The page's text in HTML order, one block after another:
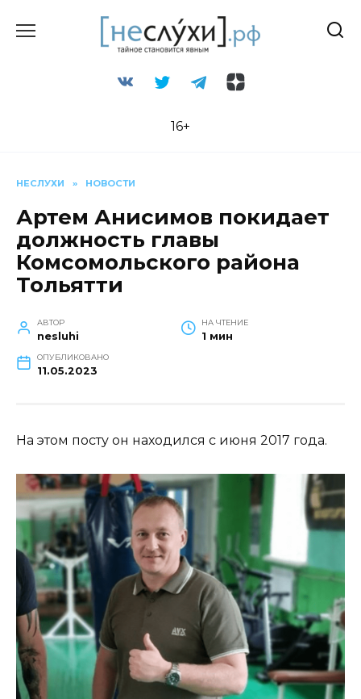
16+
НЕСЛУХИ » НОВОСТИ
Артем Анисимов покидает
должность главы
Комсомольского района
Тольятти
АВТОР
nesluhi
НА ЧТЕНИЕ
1 мин
ОПУБЛИКОВАНО
11.05.2023
На этом посту он находился с июня 2017 года.